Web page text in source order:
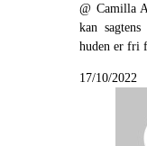
@ Camilla
kan
huden er fri
17/10/2022